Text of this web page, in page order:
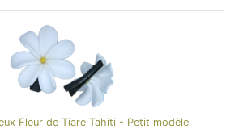
Fleur de Tiare Tahiti - Petit modèle